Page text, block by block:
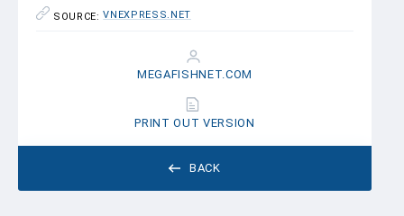
SOURCE:VNEXPRESS.NET
BACK
MEGAFISHNET.COM
PRINT OUT VERSION